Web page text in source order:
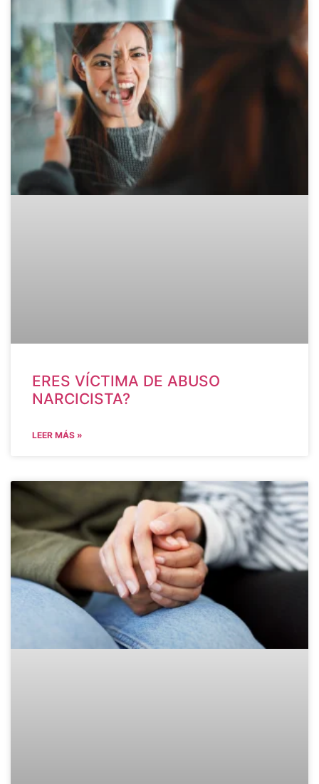
ERES VÍCTIMA DE ABUSO
NARCICISTA?
LEER MÁS »